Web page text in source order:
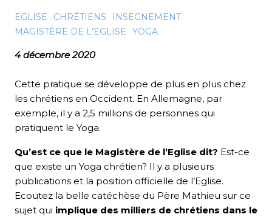
EGLISE CHRÉTIENS
INSEGNEMENT
MAGISTÈRE DE L'EGLISE
YOGA
4 décembre 2020
Cette pratique se développe de plus en plus chez
les chrétiens en Occident. En Allemagne, par
exemple, il y a 2,5 millions de personnes qui
pratiquent le Yoga.
Qu’est ce que le Magistère de l’Eglise dit? Est-ce
que existe un Yoga chrétien? Il y a plusieurs
publications et la position officielle de l’Eglise.
Ecoutez la belle catéchèse du Père Mathieu sur ce
sujet qui implique des milliers de chrétiens dans le